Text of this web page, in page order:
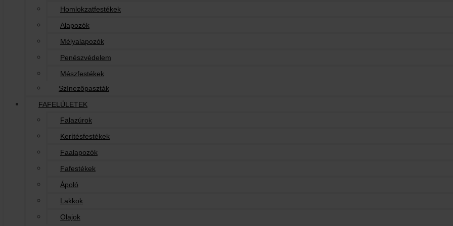
Homlokzatfestékek
Alapozók
Mélyalapozók
Penészvédelem
Mészfestékek
Színezőpaszták
FAFELÜLETEK
Falazúrok
Kerítésfestékek
Faalapozók
Fafestékek
Ápoló
Lakkok
Olajok